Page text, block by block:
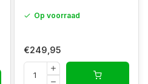
Op voorraad
€249,95